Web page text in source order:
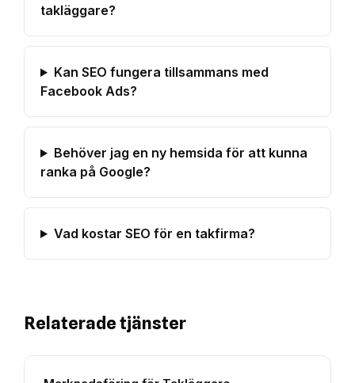
takläggare?
Kan SEO fungera tillsammans med
Facebook Ads?
Behöver jag en ny hemsida för att kunna
ranka på Google?
Vad kostar SEO för en takfirma?
Relaterade tjänster